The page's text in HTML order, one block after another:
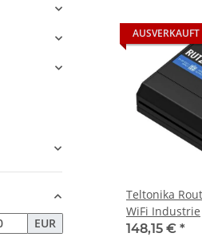
AUSVERKAUFT
Teltonika
WiFi Industrie
148,15 € *
EUR